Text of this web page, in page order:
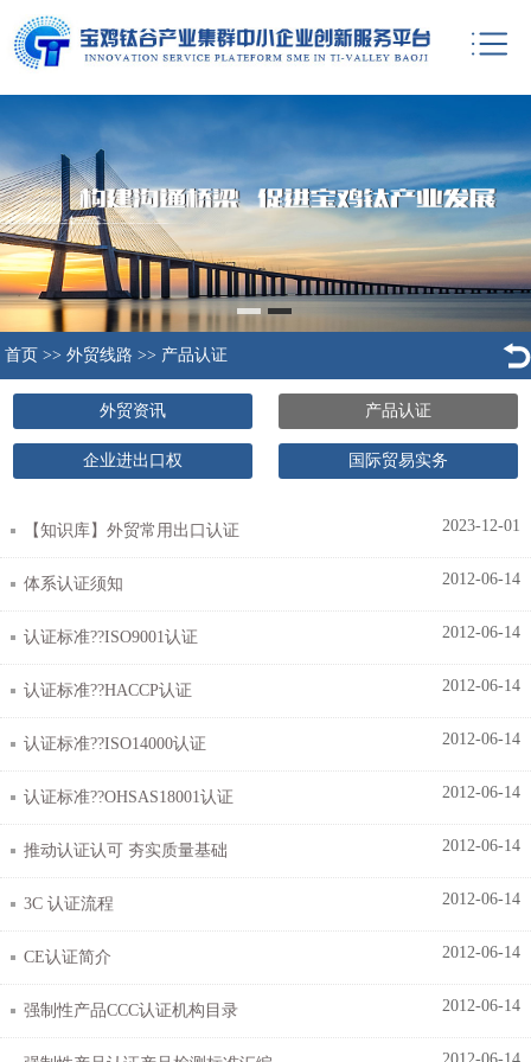
首页 >> 外贸线路 >> 产品认证
外贸资讯 产品认证
企业进出口权 国际贸易实务
【知识库】外贸常用出口认证 2023-12-01
体系认证须知 2012-06-14
认证标准??ISO9001认证 2012-06-14
认证标准??HACCP认证 2012-06-14
认证标准??ISO14000认证 2012-06-14
认证标准??OHSAS18001认证 2012-06-14
推动认证认可 夯实质量基础 2012-06-14
3C 认证流程 2012-06-14
CE认证简介 2012-06-14
强制性产品CCC认证机构目录 2012-06-14